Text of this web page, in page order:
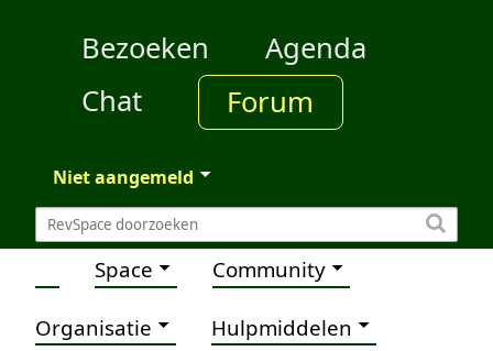
Bezoeken
Agenda
Chat
Forum
Niet aangemeld
Space Community
Organisatie Hulpmiddelen